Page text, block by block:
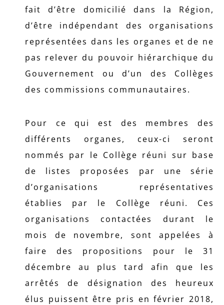
fait d’être domicilié dans la Région,
d’être indépendant des organisations
représentées dans les organes et de ne
pas relever du pouvoir hiérarchique du
Gouvernement ou d’un des Collèges
des commissions communautaires.
Pour ce qui est des membres des
différents organes, ceux-ci seront
nommés par le Collège réuni sur base
de listes proposées par une série
d’organisations représentatives
établies par le Collège réuni. Ces
organisations contactées durant le
mois de novembre, sont appelées à
faire des propositions pour le 31
décembre au plus tard afin que les
arrêtés de désignation des heureux
élus puissent être pris en février 2018,